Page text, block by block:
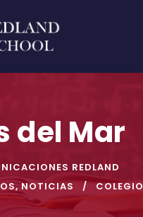
del Mar
REDLAND
, NOTICIAS COLEGIO